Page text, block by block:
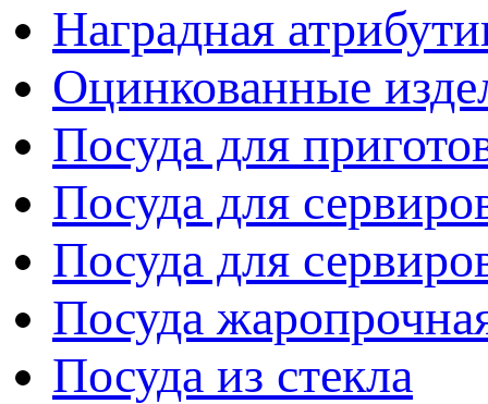
Наградная
Оцинкованные
Посуда для
Посуда для
Посуда для
Посуда
Посуда из стекла